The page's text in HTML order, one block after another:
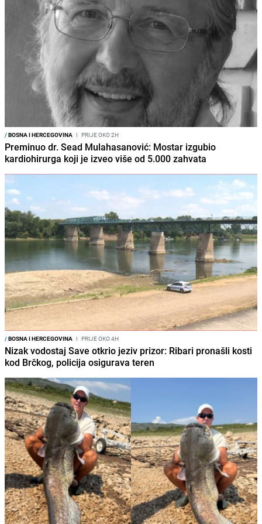
/BOSNA I HERCEGOVINA I PRIJE OKO 2H
Preminuo dr. Sead Mulahasanović: Mostar izgubio
kardiohirurga koji je izveo više od 5.000 zahvata
/BOSNA I HERCEGOVINA I PRIJE OKO 4H
Nizak vodostaj Save otkrio jeziv prizor: Ribari pronašli kosti
kod Brčkog, policija osigurava teren